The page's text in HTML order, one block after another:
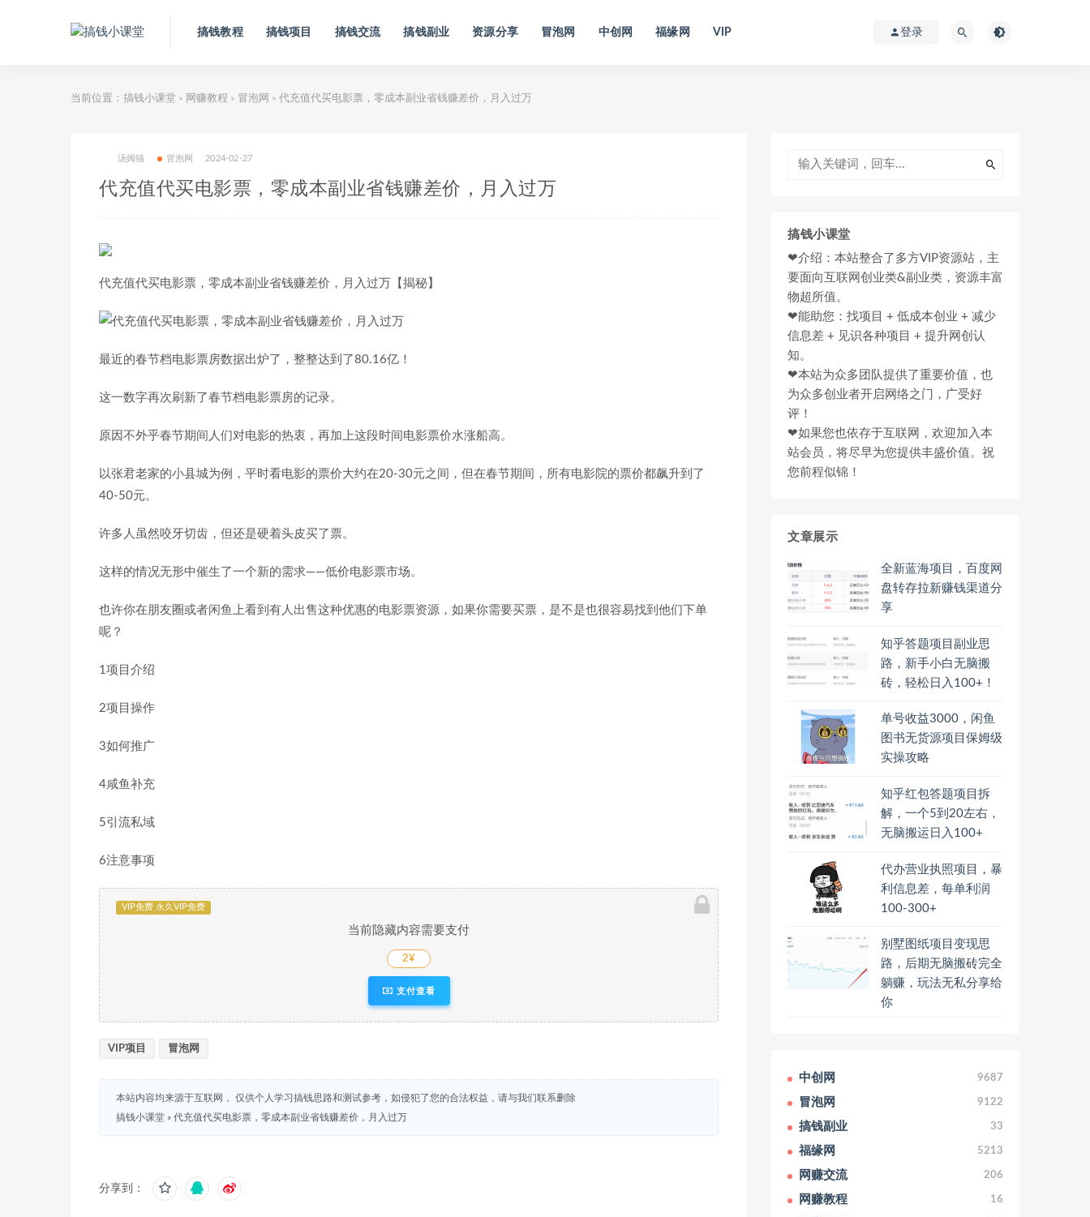
搞钱教程 搞钱项目 搞钱交流 搞钱副业 资源分享 冒泡网 中创网 福缘网 VIP 登录
当前位置： 搞钱小课堂 > 网赚教程 > 冒泡网 > 代充值代买电影票，零成本副业省钱赚差价，月入过万
汤姆猫 冒泡网 2024-02-27
代充值代买电影票，零成本副业省钱赚差价，月入过万
代充值代买电影票，零成本副业省钱赚差价，月入过万【揭秘】
最近的春节档电影票房数据出炉了，整整达到了80.16亿！
这一数字再次刷新了春节档电影票房的记录。
原因不外乎春节期间人们对电影的热衷，再加上这段时间电影票价水涨船高。
以张君老家的小县城为例，平时看电影的票价大约在20-30元之间，但在春节期间，所有电影院的票价都飙升到了
40-50元。
许多人虽然咬牙切齿，但还是硬着头皮买了票。
这样的情况无形中催生了一个新的需求——低价电影票市场。
也许你在朋友圈或者闲鱼上看到有人出售这种优惠的电影票资源，如果你需要买票，是不是也很容易找到他们下单
呢？
1项目介绍
2项目操作
3如何推广
4咸鱼补充
5引流私域
6注意事项
VIP免费 永久VIP免费
当前隐藏内容需要支付
2¥
支付查看
VIP项目 冒泡网
本站内容均来源于互联网， 仅供个人学习搞钱思路和测试参考，如侵犯了您的合法权益，请与我们联系删除
搞钱小课堂 » 代充值代买电影票，零成本副业省钱赚差价，月入过万
分享到：
搞钱小课堂
❤介绍：本站整合了多方VIP资源站，主
要面向互联网创业类&副业类，资源丰富
物超所值。
❤能助您：找项目 + 低成本创业 + 减少
信息差 + 见识各种项目 + 提升网创认
知。
❤本站为众多团队提供了重要价值，也
为众多创业者开启网络之门，广受好
评！
❤如果您也依存于互联网，欢迎加入本
站会员，将尽早为您提供丰盛价值。祝
您前程似锦！
文章展示
全新蓝海项目，百度网
盘转存拉新赚钱渠道分
享
知乎答题项目副业思
路，新手小白无脑搬
砖，轻松日入100+！
单号收益3000，闲鱼
图书无货源项目保姆级
实操攻略
知乎红包答题项目拆
解，一个5到20左右，
无脑搬运日入100+
代办营业执照项目，暴
利信息差，每单利润
100-300+
别墅图纸项目变现思
路，后期无脑搬砖完全
躺赚，玩法无私分享给
你
中创网 9687
冒泡网 9122
搞钱副业 33
福缘网 5213
网赚交流 206
网赚教程 16